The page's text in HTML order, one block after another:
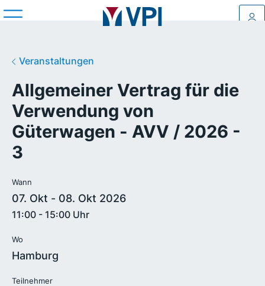
Veranstaltungen
Allgemeiner Vertrag für die
Verwendung von
Güterwagen - AVV / 2026 -
3
Wann
07. Okt - 08. Okt 2026
11:00 - 15:00 Uhr
Wo
Hamburg
Teilnehmer